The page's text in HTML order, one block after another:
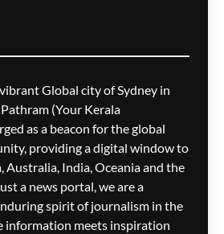
ഗീത ദാസ്‌ 2 hours ago 0
287
വെട്ടിനശിപ്പിച്ചു;
വൻ തുക
Global city of Sydney in
(Your Kerala
as a beacon for the global
providing a digital window to
Australia, India, Oceania and the
a news portal, we are a
spirit of journalism in the
information meets inspiration